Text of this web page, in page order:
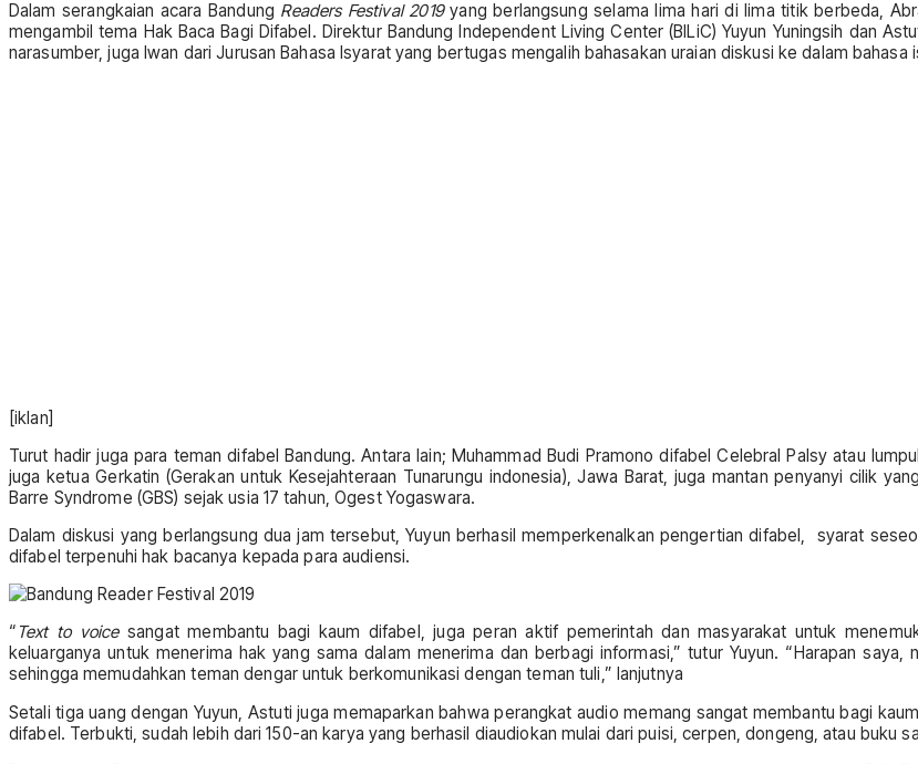
Dalam serangkaian acara Bandung Readers Festival 2019yang berlangsung selama lima hari di lima titik berbeda,
mengambil tema Hak Baca Bagi Difabel. Direktur Bandung Independent Living Center (BILiC) Yuyun Yuningsih dan
narasumber, juga Iwan dari Jurusan Bahasa Isyarat yang bertugas mengalih bahasakan uraian diskusi ke dalam bahasa
[iklan]
Turut hadir juga para teman difabel Bandung. Antara lain; Muhammad Budi Pramono difabel Celebral Palsy atau
juga ketua Gerkatin (Gerakan untuk Kesejahteraan Tunarungu indonesia), Jawa Barat, juga mantan penyanyi cilik
Barre Syndrome (GBS) sejak usia 17 tahun, Ogest Yogaswara.
Dalam diskusi yang berlangsung dua jam tersebut, Yuyun berhasil memperkenalkan pengertian difabel, syarat
difabel terpenuhi hak bacanya kepada para audiensi.
“ Text to voicesangat membantu bagi kaum difabel, juga peran aktif pemerintah dan masyarakat untuk
keluarganya untuk menerima hak yang sama dalam menerima dan berbagi informasi,” tutur Yuyun. “Harapan
sehingga memudahkan teman dengar untuk berkomunikasi dengan teman tuli,” lanjutnya
Setali tiga uang dengan Yuyun, Astuti juga memaparkan bahwa perangkat audio memang sangat membantu bagi
difabel. Terbukti, sudah lebih dari 150-an karya yang berhasil diaudiokan mulai dari puisi, cerpen, dongeng, atau buku